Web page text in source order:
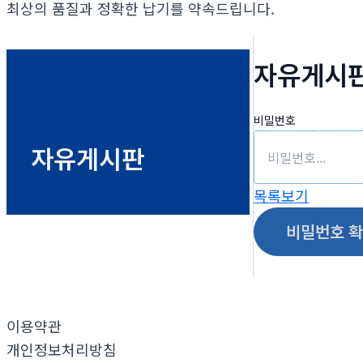
최상의 품질과 정확한 납기를 약속드립니다.
자유게시판
자유게시
비밀번호
목록보기
비밀번호
이용약관
개인정보처리방침